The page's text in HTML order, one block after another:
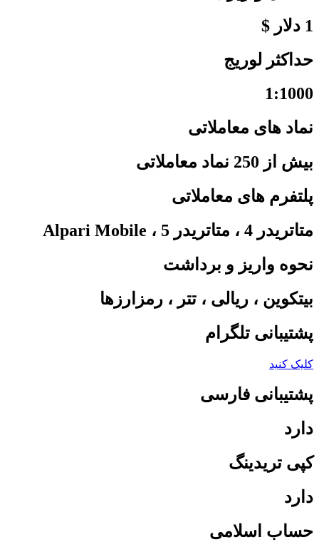
1 دلار $
حداکثر لوریج
1:1000
نماد های معاملاتی
بیش از 250 نماد معاملاتی
پلتفرم های معاملاتی
متاتریدر 4 ، متاتریدر 5 ، Alpari Mobile
نحوه واریز و برداشت
بیتکوین ، ریالی ، تتر ، رمزارزها
پشتیبانی تلگرام
کلیک کنید
پشتیبانی فارسی
دارد
کپی تریدینگ
دارد
حساب اسلامی